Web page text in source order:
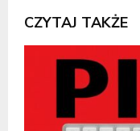
CZYTAJ TAKŻE